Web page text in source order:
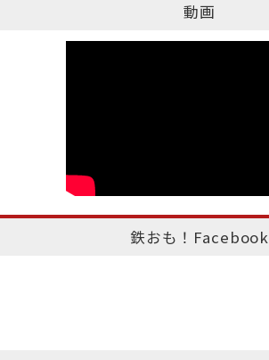
動画
鉄おも！Facebook